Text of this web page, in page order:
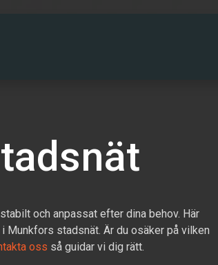
och anpassat efter dina behov. Här
Munkfors stadsnät. Är du osäker på vilken
oss så guidar vi dig rätt.